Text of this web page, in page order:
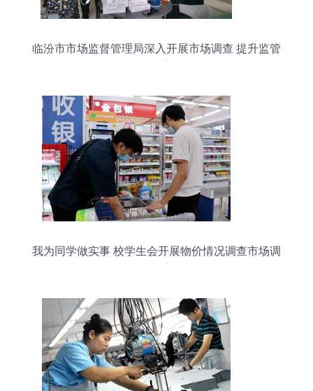
临汾市市场监督管理局深入开展市场调查 提升监管
我为同学做实事 校学生会开展物价情况调查市场调